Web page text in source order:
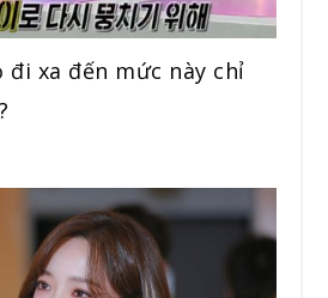
xa đến mức này chỉ